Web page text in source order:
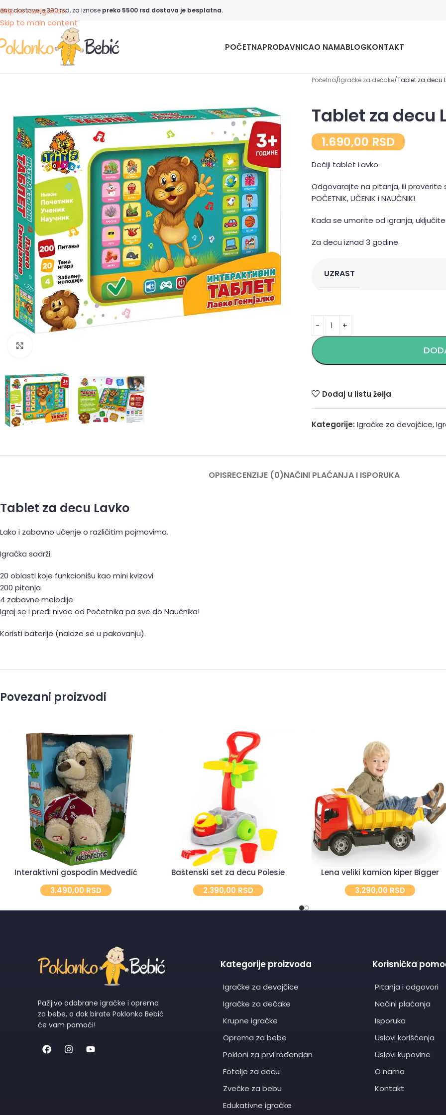
Skip to navigation
Skip to main content
dostave je 390 rsd, za iznose preko 5500 rsd dostava je besplatna.
POČETNAPRODAVNICAO NAMABLOGKONTAKT
Početna Igračke za dečake Tablet za decu
Tablet za decu
1.690,00 RSD
Dečiji tablet Lavko.
Odgovarajte na pitanja, ili proverite
POČETNIK, UČENIK i NAUČNIK!
Kada se umorite od igranja,
Za decu iznad 3 godine.
UZRAST
Alternative:
Dodaj u listu želja
Kategorije: Igračke za devojčice,
OPISRECENZIJE (0)NAČINI PLAĆANJA I ISPORUKA
Tablet za decu Lavko
Lako i zabavno učenje o različitim pojmovima.
Igraćka sadrži:
20 oblasti koje funkcionišu kao mini kvizovi
200 pitanja
4 zabavne melodije
Igraj se i pređi nivoe od Početnika pa sve do Naučnika!
Koristi baterije (nalaze se u pakovanju).
Povezani proizvodi
Interaktivni gospodin Medvedić
3.490,00 RSD
Baštenski set za decu Polesie
2.390,00 RSD
Lena veliki kamion kiper Bigger
3.290,00 RSD
Pažljivo odabrane igračke i oprema
za bebe, a dok birate Poklonko Bebić
će vam pomoći!
Kategorije proizvoda
Igračke za devojčice
Igračke za dečake
Krupne igračke
Oprema za bebe
Pokloni za prvi rođendan
Fotelje za decu
Zvečke za bebu
Edukativne igračke
Korisnička
Pitanja i odgovori
Načini plaćanja
Isporuka
Uslovi korišćenja
Uslovi kupovine
O nama
Kontakt